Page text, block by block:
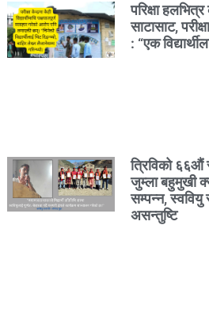
परिक्षा
साटासाट,
: “एक
त्रिविको ६६औं
जुम्ला बहुमुखी
सम्पन्न, स्ववियु
असन्तुष्टि